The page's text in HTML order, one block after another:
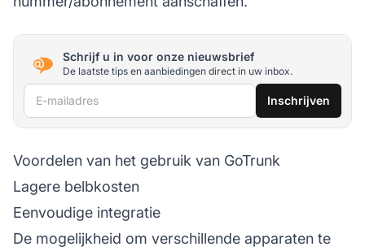
Schrijf u in voor onze nieuwsbrief
De laatste tips en aanbiedingen direct in uw inbox.
E-mailadres Inschrijven
Voordelen van het gebruik van GoTrunk
Lagere belbkosten
Eenvoudige integratie
De mogelijkheid om verschillende apparaten te